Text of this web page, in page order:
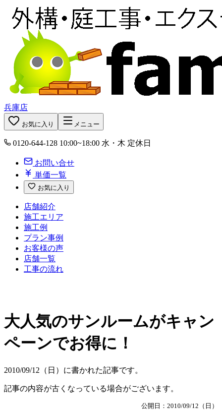
兵庫店
お気に入り メニュー
0120-644-128 10:00~18:00 水・木 定休日
お問い合せ
単価一覧
お気に入り
店舗紹介
施工エリア
施工例
プラン事例
お客様の声
店舗一覧
工事の流れ
大人気のサンルームがキャン
ペーンでお得に！
2010/09/12（日）に書かれた記事です。
記事の内容が古くなっている場合がございます。
公開日：2010/09/12（日）